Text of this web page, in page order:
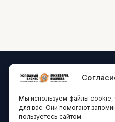
Мы используем файлы cookie,
для вас. Они помогают
пользуетесь сайтом.
ТЕХНОЛОГИИ И
ИННОВАЦИИ